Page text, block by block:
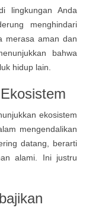
lingkungan Anda
menghindari
merasa aman dan
bahwa
hidup lain.
ekosistem
mengendalikan
datang, berarti
alami. Ini justru